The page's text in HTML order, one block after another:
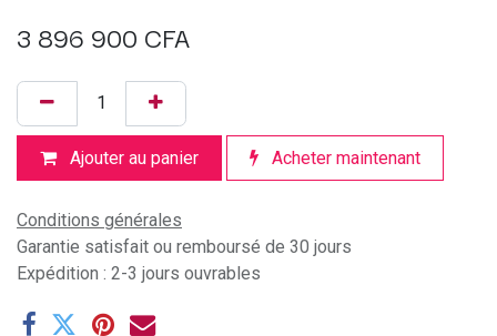
3 896 900 CFA
Ajouter au panier Acheter maintenant
Conditions générales
Garantie satisfait ou remboursé de 30 jours
Expédition : 2-3 jours ouvrables